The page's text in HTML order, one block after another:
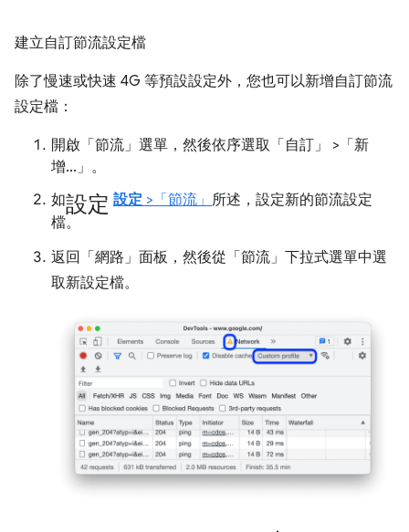
建立自訂節流設定檔
除了慢速或快速 4G 等預設設定外，您也可以新增自訂節流
設定檔：
開啟「節流」 選單，然後依序選取「自訂」
>「新
增...」 。
如設定 設定 >「節流」 所述，設定新的節流設定
檔。
返回「網路」 面板，然後從「節流」 下拉式選單中選
取新設定檔。